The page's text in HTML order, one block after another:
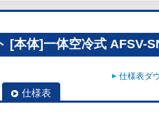
[本体]一体空冷式 AFSV-
仕様表ダ
仕様表